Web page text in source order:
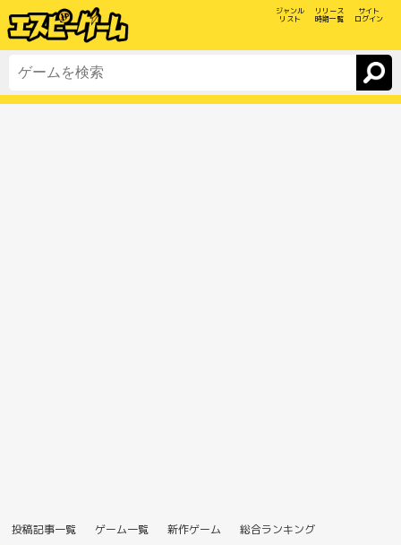
ジャンル
リスト
リリース
時期一覧
サイト
ログイン
投稿記事一覧 ゲーム一覧 新作ゲーム 総合ランキング